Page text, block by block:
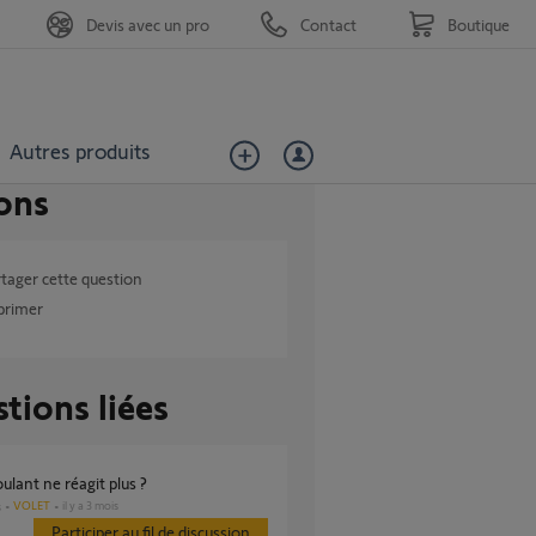
Autres produits
Devis avec un pro Contact Boutique
cette question
liées
ne réagit plus ?
VOLET il y a 3 mois
Participer au fil de discussion